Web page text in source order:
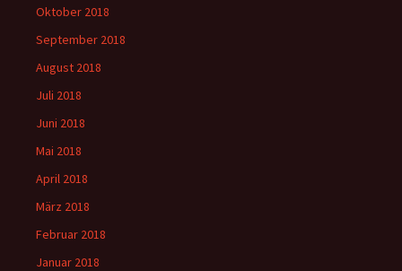
Oktober 2018
September 2018
August 2018
Juli 2018
Juni 2018
Mai 2018
April 2018
März 2018
Februar 2018
Januar 2018